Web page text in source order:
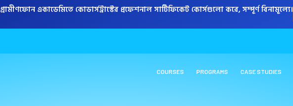
গ্রামীণফোন একাডেমিতে কোডার্সট্রাস্টের প্রফেশনাল সার্টিফিকেট কোর্সগুলো করে, সম্পূর্ণ বিনামূল্যে।
COURSES PROGRAMS CASE STUDIES